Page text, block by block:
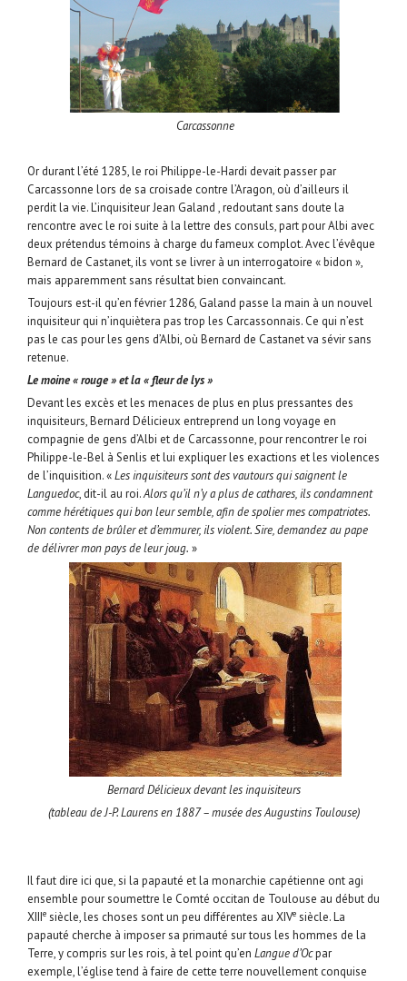
Carcassonne
Or durant l’été 1285, le roi Philippe-le-Hardi devait passer par
Carcassonne lors de sa croisade contre l’Aragon, où d’ailleurs il
perdit la vie. L’inquisiteur Jean Galand , redoutant sans doute la
rencontre avec le roi suite à la lettre des consuls, part pour Albi avec
deux prétendus témoins à charge du fameux complot. Avec l’évêque
Bernard de Castanet, ils vont se livrer à un interrogatoire « bidon »,
mais apparemment sans résultat bien convaincant.
Toujours est-il qu’en février 1286, Galand passe la main à un nouvel
inquisiteur qui n’inquiètera pas trop les Carcassonnais. Ce qui n’est
pas le cas pour les gens d’Albi, où Bernard de Castanet va sévir sans
retenue.
Le moine « rouge » et la « fleur de lys »
Devant les excès et les menaces de plus en plus pressantes des
inquisiteurs, Bernard Délicieux entreprend un long voyage en
compagnie de gens d’Albi et de Carcassonne, pour rencontrer le roi
Philippe-le-Bel à Senlis et lui expliquer les exactions et les violences
de l’inquisition. «Les inquisiteurs sont des vautours qui saignent le
Languedoc, dit-il au roi.Alors qu’il n’y a plus de cathares, ils condamnent
comme hérétiques qui bon leur semble, afin de spolier mes compatriotes.
Non contents de brûler et d’emmurer, ils violent. Sire, demandez au pape
de délivrer mon pays de leur joug. »
Bernard Délicieux devant les inquisiteurs
(tableau de J-P. Laurens en 1887 – musée des Augustins Toulouse)
Il faut dire ici que, si la papauté et la monarchie capétienne ont agi
ensemble pour soumettre le Comté occitan de Toulouse au début du
XIIIe siècle, les choses sont un peu différentes au XIVe siècle. La
papauté cherche à imposer sa primauté sur tous les hommes de la
Terre, y compris sur les rois, à tel point qu’en Langue d’Ocpar
exemple, l’église tend à faire de cette terre nouvellement conquise